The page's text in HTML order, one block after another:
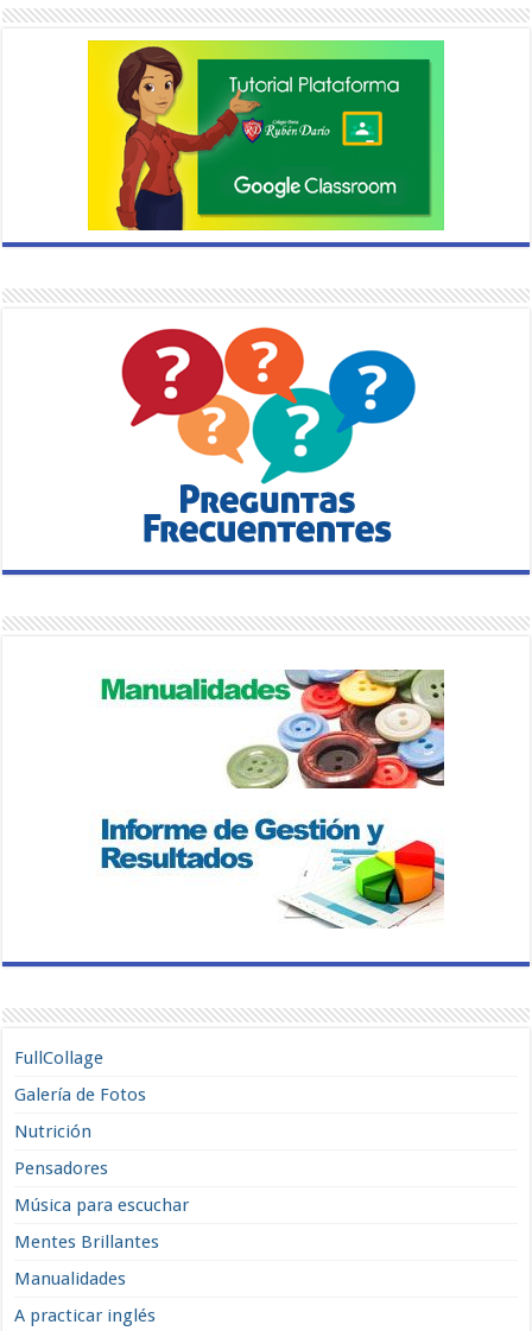
FullCollage
Galería de Fotos
Nutrición
Pensadores
Música para escuchar
Mentes Brillantes
Manualidades
A practicar inglés